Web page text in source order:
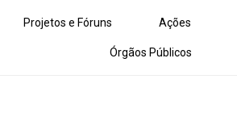
Projetos e Fóruns Ações
Órgãos Públicos